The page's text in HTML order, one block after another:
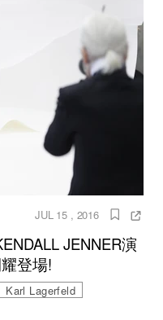
JUL 15 , 2016
JENNER演
登場!
Karl Lagerfeld